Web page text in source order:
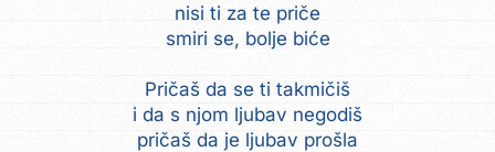
nisi ti za te priče
smiri se, bolje biće
Pričaš da se ti takmičiš
i da s njom ljubav negodiš
pričaš da je ljubav prošla